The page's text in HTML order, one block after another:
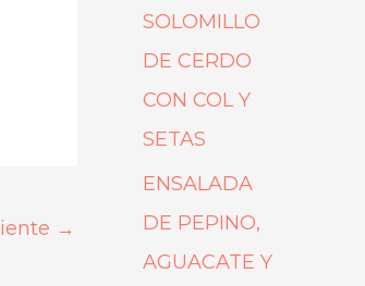
→
SOLOMILLO
DE CERDO
CON COL Y
SETAS
ENSALADA
DE PEPINO,
AGUACATE Y